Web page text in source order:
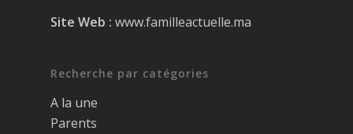
Site Web : www.familleactuelle.ma
Recherche par catégories
A la une
Parents